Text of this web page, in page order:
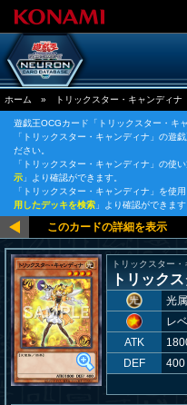
ホーム » トリックスター・キャンディナ
遊戯王OCGカード「トリックスター・キ
「トリックスター・キャンディナ」の遊
ださい。
「トリックスター・キャンディナ」の使
示 」より確認ができます。
「トリックスター・キャンディナ」を使
用したデッキを検索 」より確認ができます
トリックスター
トリック
光
レ
ATK
DEF
400